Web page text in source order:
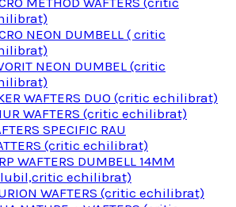
NEON DUMBELL ( critic
NEON DUMBEL (critic
WAFTERS DUO (critic echilibrat)
WAFTERS (critic echilibrat)
SPECIFIC RAU
(critic echilibrat)
WAFTERS DUMBELL 14MM
echilibrat)
WAFTERS (critic echilibrat)